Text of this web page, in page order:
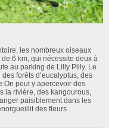
les nombreux oiseaux
6 km, qui nécessite deux à
au parking de Lilly Pilly. Le
forêts d’eucalyptus, des
peut y apercevoir des
la rivière, des kangourous,
paisiblement dans les
des fleurs